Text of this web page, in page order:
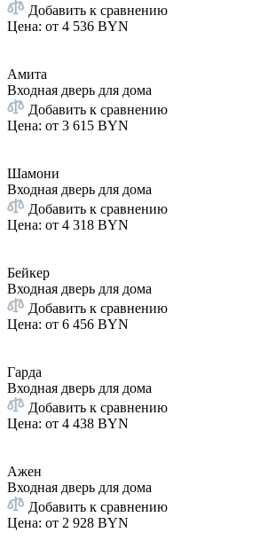
Добавить к сравнению
Цена: от 4 536 BYN
Амита
Входная дверь для дома
Добавить к сравнению
Цена: от 3 615 BYN
Шамони
Входная дверь для дома
Добавить к сравнению
Цена: от 4 318 BYN
Бейкер
Входная дверь для дома
Добавить к сравнению
Цена: от 6 456 BYN
Гарда
Входная дверь для дома
Добавить к сравнению
Цена: от 4 438 BYN
Ажен
Входная дверь для дома
Добавить к сравнению
Цена: от 2 928 BYN